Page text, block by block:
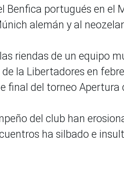
Benfica portugués en el
alemán y al
riendas de un equipo
la Libertadores en
final del torneo
del club han
ha silbado e